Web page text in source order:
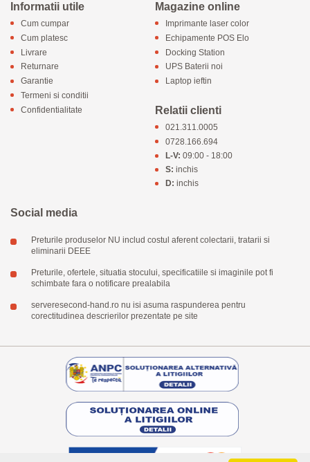
Informatii utile
Cum cumpar
Cum platesc
Livrare
Returnare
Garantie
Termeni si conditii
Confidentialitate
Magazine online
Imprimante laser color
Echipamente POS Elo
Docking Station
UPS Baterii noi
Laptop ieftin
Relatii clienti
021.311.0005
0728.166.694
L-V: 09:00 - 18:00
S: inchis
D: inchis
Social media
Preturile produselor NU includ costul aferent colectarii, tratarii si
eliminarii DEEE
Preturile, ofertele, situatia stocului, specificatiile si imaginile pot fi
schimbate fara o notificare prealabila
serveresecond-hand.ro nu isi asuma raspunderea pentru
corectitudinea descrierilor prezentate pe site